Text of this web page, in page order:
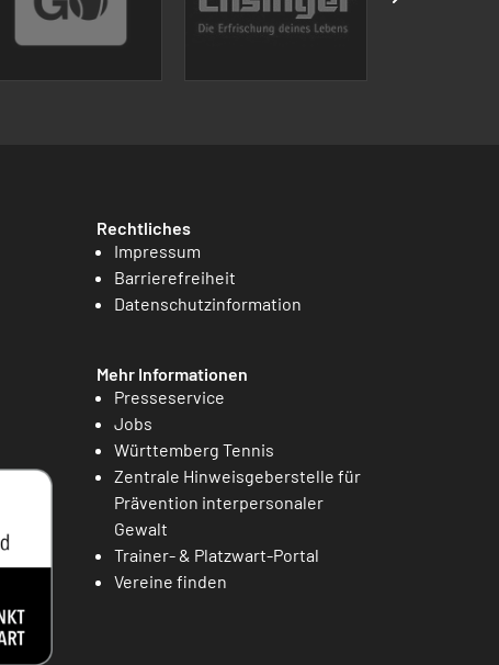
Rechtliches
Impressum
Barrierefreiheit
Datenschutzinformation
Mehr Informationen
Presseservice
Jobs
Württemberg Tennis
Zentrale Hinweisgeberstelle für
Prävention interpersonaler
Gewalt
Trainer- & Platzwart-Portal
Vereine finden